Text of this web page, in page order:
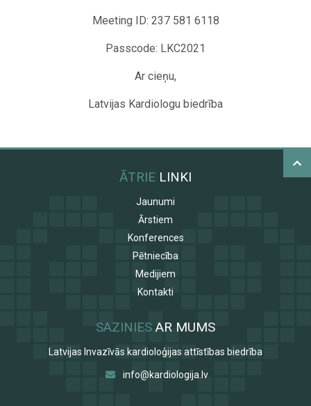
Meeting ID: 237 581 6118
Passcode: LKC2021
Ar cieņu,
Latvijas Kardiologu biedrība
ĀTRIE LINKI
Jaunumi
Ārstiem
Konferences
Pētniecība
Medijiem
Kontakti
SAZINIES AR MUMS
Latvijas Invazīvās kardioloģijas attīstības biedrība
info@kardiologija.lv